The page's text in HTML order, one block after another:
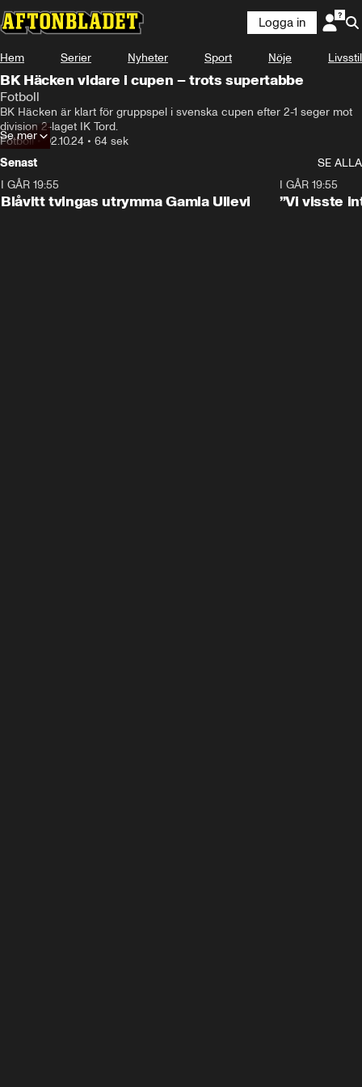
Logga in
Hem Serier Nyheter Sport Nöje Livsstil
BK Häcken vidare i cupen – trots supertabbe
Fotboll
BK Häcken är klart för gruppspel i svenska cupen efter 2-1 seger mot
division 2-laget IK Tord.
Fotboll•02.10.24 • 64 sek
Se mer
Senast
SE ALLA
I GÅR 19:55
Blåvitt tvingas utrymma Gamla Ullevi
I GÅR 19:55
”Vi visste